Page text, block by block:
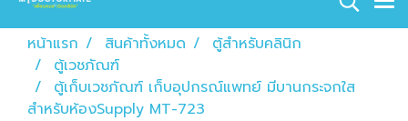
หน้าแรก สินค้าทั้งหมด
ตู้สำหรับคลินิก
ตู้เวชภัณฑ์
ตู้เก็บเวชภัณฑ์ เก็บอุปกรณ์แพทย์ มีบานกระจกใส
สำหรับห้องSupply MT-723